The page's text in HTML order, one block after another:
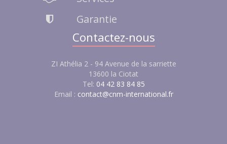
Garantie
Contactez-nous
ZI Athélia 2 - 94 Avenue de la sarriette
13600 la Ciotat
Tel: 04 42 83 84 85
Email : contact@cnm-international.fr